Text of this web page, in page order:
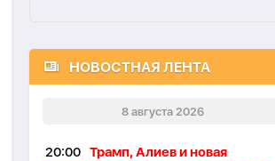
НОВОСТНАЯ ЛЕНТА
8 августа 2026
20:00 Трамп, Алиев и новая